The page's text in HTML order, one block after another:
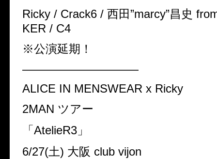
Ricky / Crack6 / 西田”marcy”昌史
KER / C4
※公演延期！
——————————
ALICE IN MENSWEAR x Ricky
2MAN ツアー
「AtelieR3」
6/27(土) 大阪 club vijon